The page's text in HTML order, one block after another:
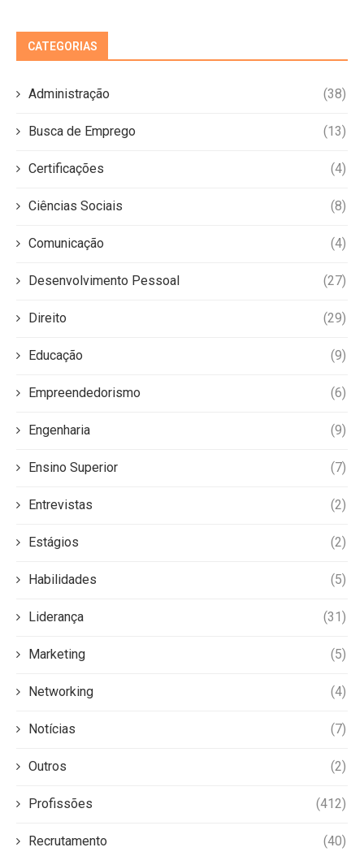
CATEGORIAS
Administração (38)
Busca de Emprego (13)
Certificações (4)
Ciências Sociais (8)
Comunicação (4)
Desenvolvimento Pessoal (27)
Direito (29)
Educação (9)
Empreendedorismo (6)
Engenharia (9)
Ensino Superior (7)
Entrevistas (2)
Estágios (2)
Habilidades (5)
Liderança (31)
Marketing (5)
Networking (4)
Notícias (7)
Outros (2)
Profissões (412)
Recrutamento (40)